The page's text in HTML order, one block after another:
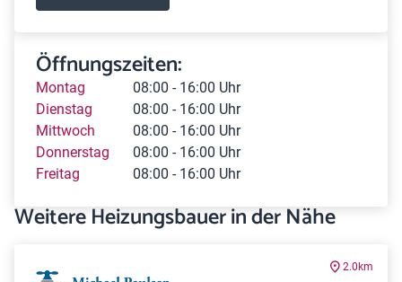
Öffnungszeiten:
Montag
08:00 - 16:00 Uhr
Dienstag
08:00 - 16:00 Uhr
Mittwoch
08:00 - 16:00 Uhr
Donnerstag
08:00 - 16:00 Uhr
Freitag
08:00 - 16:00 Uhr
Weitere Heizungsbauer in der Nähe
2.0km